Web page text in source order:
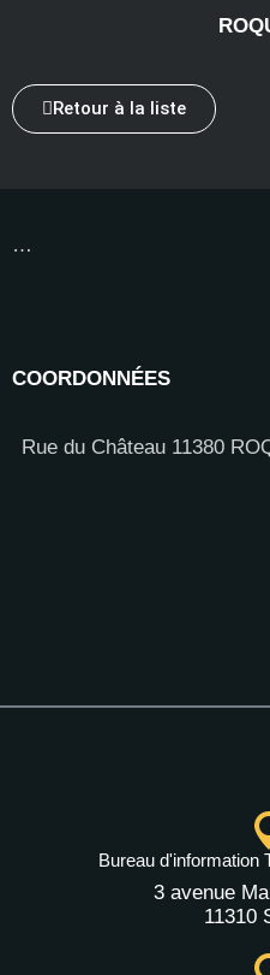
Retour à la liste
…
COORDONNÉES
Rue du Château 11380
Bureau d'information
3 avenue
11310